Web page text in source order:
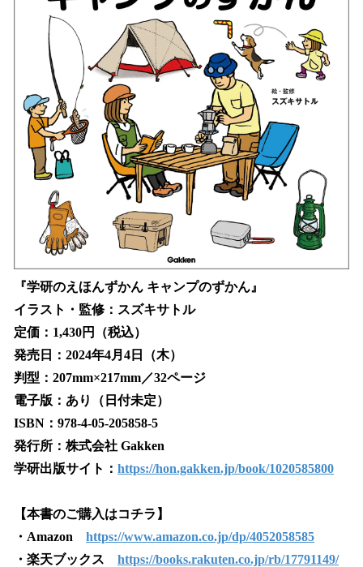
『学研のえほんずかん キャンプのずかん』
イラスト・監修：スズキサトル
定価：1,430円（税込）
発売日：2024年4月4日（木）
判型：207mm×217mm／32ページ
電子版：あり（日付未定）
ISBN：978-4-05-205858-5
発行所：株式会社 Gakken
学研出版サイト： https://hon.gakken.jp/book/1020585800
【本書のご購入はコチラ】
・Amazon https://www.amazon.co.jp/dp/4052058585
・楽天ブックス https://books.rakuten.co.jp/rb/17791149/